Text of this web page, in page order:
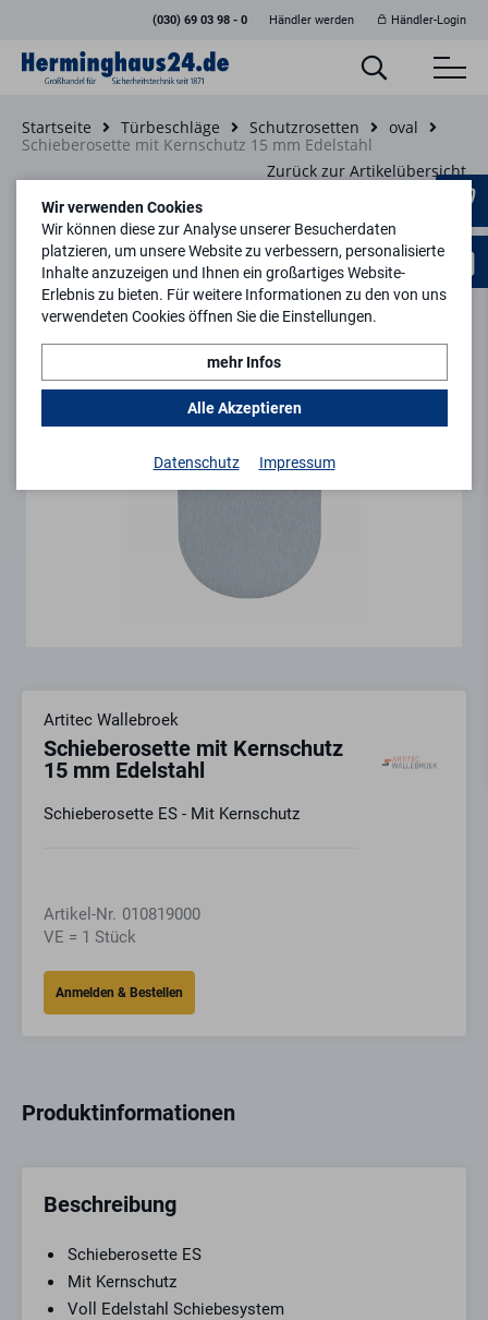
(030) 69 03 98 - 0 Händler werden Händler-Login
Startseite Türbeschläge Schutzrosetten
oval
Schieberosette mit Kernschutz 15 mm Edelstahl
Zurück zur Artikelübersicht
Artitec Wallebroek
Schieberosette mit Kernschutz
15 mm Edelstahl
Schieberosette ES - Mit Kernschutz
Artikel-Nr. 010819000
VE = 1 Stück
Produktinformationen
Beschreibung
Schieberosette ES
Mit Kernschutz
Voll Edelstahl Schiebesystem
Wir verwenden Cookies
Wir können diese zur Analyse unserer Besucherdaten
platzieren, um unsere Website zu verbessern, personalisierte
Inhalte anzuzeigen und Ihnen ein großartiges Website-
Erlebnis zu bieten. Für weitere Informationen zu den von uns
verwendeten Cookies öffnen Sie die Einstellungen.
mehr Infos
Alle Akzeptieren
Datenschutz Impressum